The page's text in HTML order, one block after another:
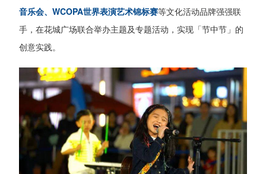
音乐会、WCOPA世界表演艺术锦标赛等文化活动品牌强强联
手，在花城广场联合举办主题及专题活动，实现「节中节」的
创意实践。